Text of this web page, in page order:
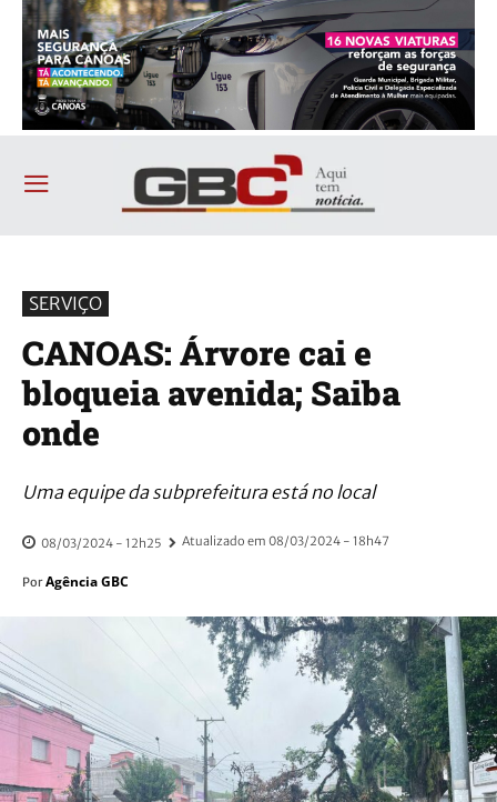
SERVIÇO
CANOAS: Árvore cai e
bloqueia avenida; Saiba
onde
Uma equipe da subprefeitura está no local
08/03/2024 - 12h25 Atualizado em 08/03/2024 - 18h47
Por Agência GBC